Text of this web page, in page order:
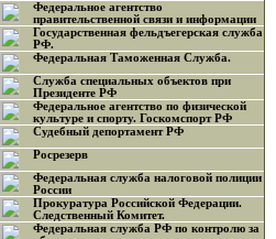
Федеральное агентство
правительственной связи и информации
Государственная фельдъегерская служба
РФ.
Федеральная Таможенная Служба.
Служба специальных объектов при
Президенте РФ
Федеральное агентство по физической
культуре и спорту. Госкомспорт РФ
Судебный депортамент РФ
Росрезерв
Федеральная служба налоговой полиции
России
Прокуратура Российской Федерации.
Следственный Комитет.
Федеральная служба РФ по контролю за